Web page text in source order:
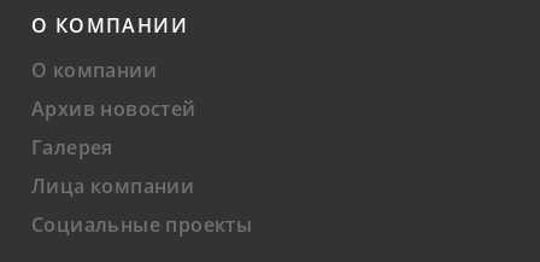
О КОМПАНИИ
О компании
Архив новостей
Галерея
Лица компании
Социальные проекты